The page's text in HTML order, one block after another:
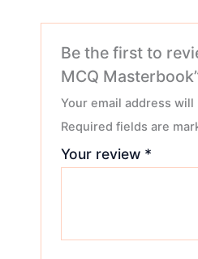
Be the first to
MCQ
Your email address
Required fields are
Your review *